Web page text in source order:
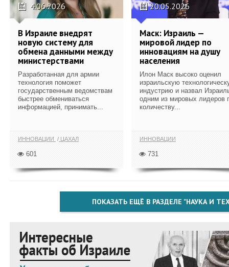
4.06.2026
В Израиле внедрят
новую систему для
обмена данными между
министерствами
Разработанная для армии
технология поможет
государственным ведомствам
быстрее обмениваться
информацией, принимать...
ИННОВАЦИИ ЦАХАЛ
601
20.05.2026
Маск: Израиль —
мировой лидер по
инновациям на душу
населения
Илон Маск высоко оценил
израильскую
индустрию и назвал
одним из мировых лидеров
количеству...
ИННОВАЦИИ
731
ПОКАЗАТЬ ЕЩЁ В РАЗДЕЛЕ "НАУКА И